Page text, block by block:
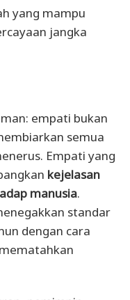
yang mampu
jangka
empati bukan
semua
Empati yang
kejelasan
manusia.
standar
dengan cara